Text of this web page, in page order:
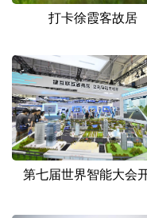
打卡徐霞客故居
第七届世界智能大会